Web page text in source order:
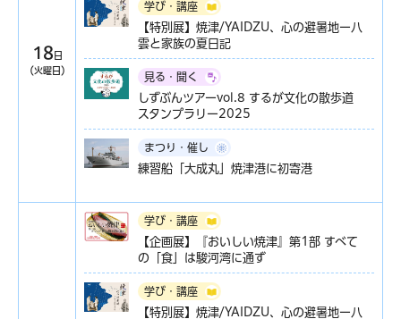
18 日
（火曜日）
学び・講座
【特別展】焼津/YAIDZU、心の避暑地ー八
雲と家族の夏日記
見る・聞く
しずぶんツアーvol.8 するが文化の散歩道
スタンプラリー2025
まつり・催し
練習船「大成丸」焼津港に初寄港
学び・講座
【企画展】『おいしい焼津』第1部 すべて
の「食」は駿河湾に通ず
学び・講座
【特別展】焼津/YAIDZU、心の避暑地ー八